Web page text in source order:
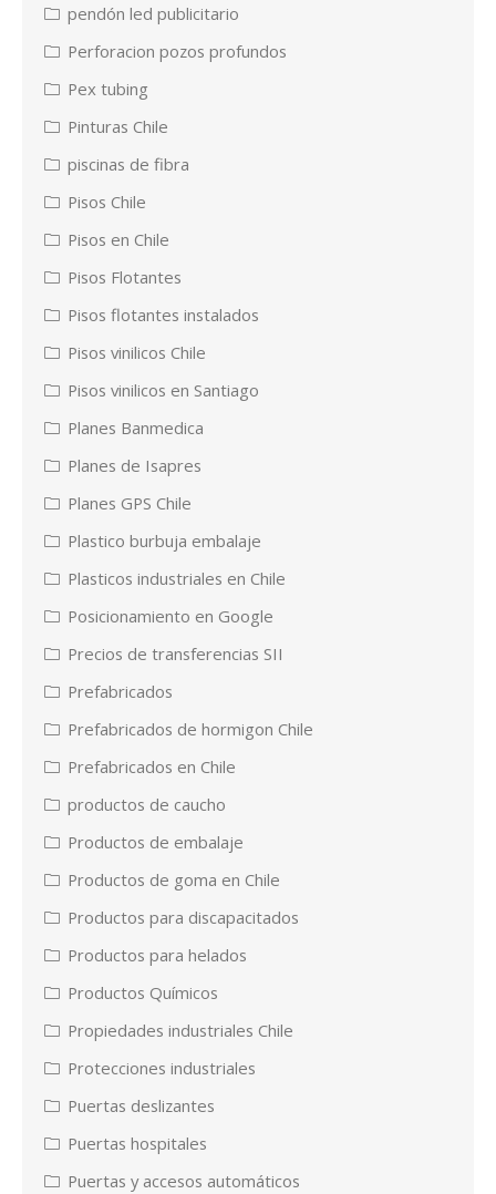
pendón led publicitario
Perforacion pozos profundos
Pex tubing
Pinturas Chile
piscinas de fibra
Pisos Chile
Pisos en Chile
Pisos Flotantes
Pisos flotantes instalados
Pisos vinilicos Chile
Pisos vinilicos en Santiago
Planes Banmedica
Planes de Isapres
Planes GPS Chile
Plastico burbuja embalaje
Plasticos industriales en Chile
Posicionamiento en Google
Precios de transferencias SII
Prefabricados
Prefabricados de hormigon Chile
Prefabricados en Chile
productos de caucho
Productos de embalaje
Productos de goma en Chile
Productos para discapacitados
Productos para helados
Productos Químicos
Propiedades industriales Chile
Protecciones industriales
Puertas deslizantes
Puertas hospitales
Puertas y accesos automáticos